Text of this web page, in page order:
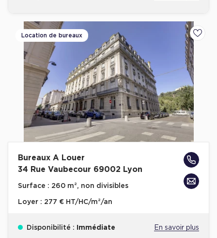
Location de bureaux
Bureaux A Louer
34 Rue Vaubecour 69002 Lyon
Surface : 260 m², non divisibles
Loyer : 277 € HT/HC/m²/an
Disponibilité : Immédiate En savoir plus